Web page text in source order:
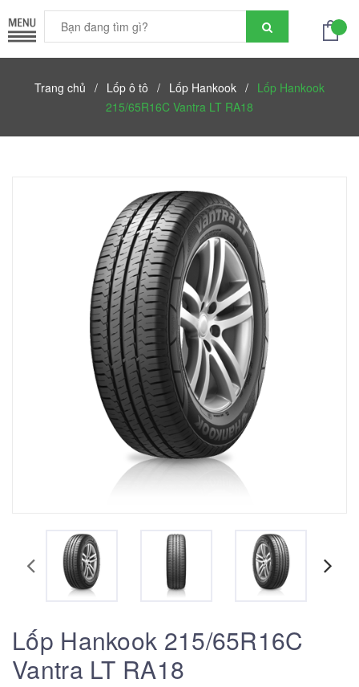
Trang chủ / Lốp ô tô / Lốp Hankook / Lốp Hankook
215/65R16C Vantra LT RA18
Lốp Hankook 215/65R16C
Vantra LT RA18